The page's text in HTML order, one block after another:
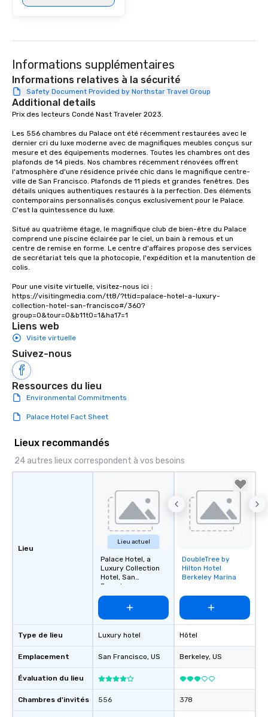
Informations supplémentaires
Informations relatives à la sécurité
Safety Document Provided by Northstar Travel Group
Additional details
Prix des lecteurs Condé Nast Traveler 2023.
Les 556 chambres du Palace ont été récemment restaurées avec le
dernier cri du luxe moderne avec de magnifiques meubles conçus sur
mesure et des équipements modernes. Toutes les chambres ont des
plafonds de 14 pieds. Nos chambres récemment rénovées offrent
l'atmosphère d'une résidence privée chic dans le magnifique centre-
ville de San Francisco. Plafonds de 11 pieds et grandes fenêtres. Des
détails uniques authentiques restaurés à la perfection. Des éléments
contemporains personnalisés conçus exclusivement pour le Palace.
C'est la quintessence du luxe.
Situé au quatrième étage, le magnifique club de bien-être du Palace
comprend une piscine éclairée par le ciel, un bain à remous et un
centre de remise en forme. Le centre d'affaires propose des services
de secrétariat tels que la photocopie, l'expédition et la manutention de
colis.
Pour une visite virtuelle, visitez-nous ici :
https://visitingmedia.com/tt8/?ttid=palace-hotel-a-luxury-
collection-hotel-san-francisco#/360?
group=0&tour=0&b11t0=1&ha17=1
Liens web
Visite virtuelle
Suivez-nous
Ressources du lieu
Environmental Commitments
Palace Hotel Fact Sheet
Lieux recommandés
24 autres lieux correspondent à vos besoins
Lieu
Type de lieu
Emplacement
Évaluation du lieu
Chambres d'invités
Lieu actuel
Palace Hotel, a
Luxury Collection
Hotel, San
Francisco
Luxury hotel
San Francisco, US
556
Removed from
favorites
DoubleTree by
Hilton Hotel
Berkeley Marina
Hôtel
Berkeley, US
378